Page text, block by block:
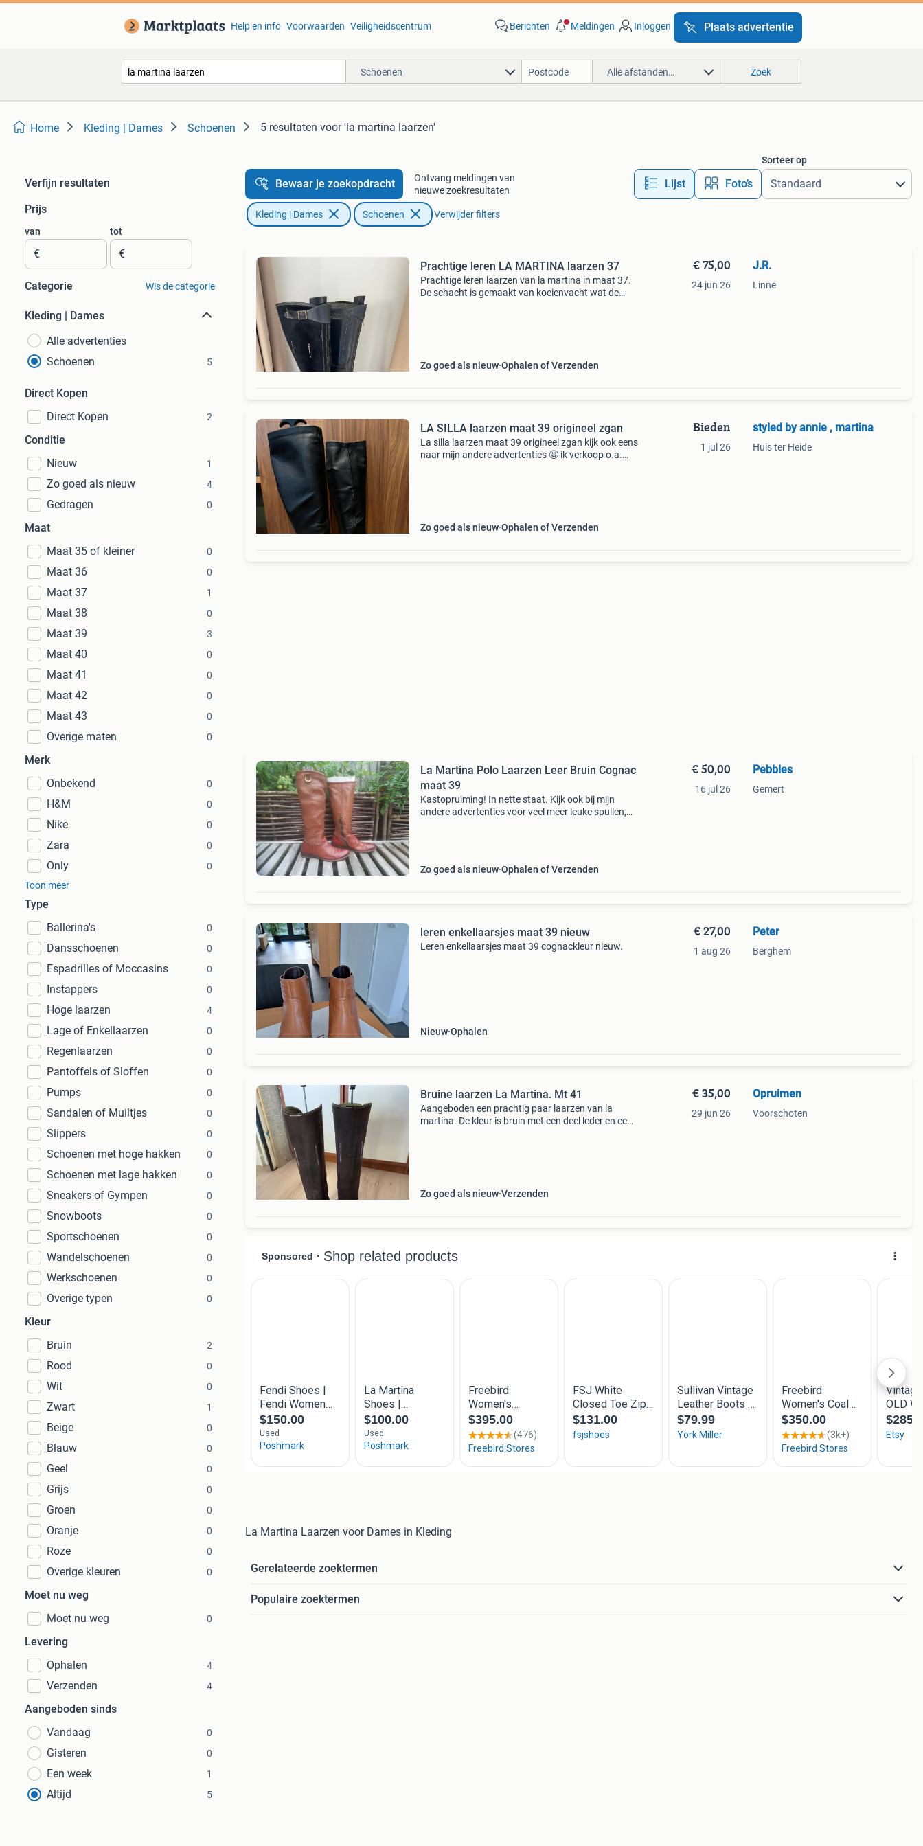
Help en info Voorwaarden Veiligheidscentrum Berichten Meldingen Inloggen Plaats advertentie
Schoenen Alle afstanden… Zoek
Home Kleding | Dames Schoenen 5 resultaten voor 'la martina laarzen'
Verfijn resultaten
Prijs
van
€
tot
€
Categorie Wis de categorie
Kleding | Dames
Alle advertenties
Schoenen
5
Direct Kopen
Direct Kopen
2
Conditie
Nieuw
1
Zo goed als nieuw 4
Gedragen 0
Maat
Maat 35 of kleiner
0
Maat 36 0
Maat 37 1
Maat 38 0
Maat 39 3
Maat 40 0
Maat 41 0
Maat 42 0
Maat 43 0
Overige maten 0
Merk
Onbekend
0
H&M 0
Nike 0
Zara 0
Only
0
Toon meer
Type
Ballerina's
0
Dansschoenen 0
Espadrilles of Moccasins 0
Instappers 0
Hoge laarzen 4
Lage of Enkellaarzen 0
Regenlaarzen 0
Pantoffels of Sloffen 0
Pumps 0
Sandalen of Muiltjes 0
Slippers 0
Schoenen met hoge hakken 0
Schoenen met lage hakken 0
Sneakers of Gympen 0
Snowboots 0
Sportschoenen 0
Wandelschoenen 0
Werkschoenen 0
Overige typen 0
Kleur
Bruin
2
Rood 0
Wit 0
Zwart 1
Beige 0
Blauw 0
Geel 0
Grijs 0
Groen 0
Oranje 0
Roze 0
Overige kleuren 0
Moet nu weg
Moet nu weg
0
Levering
Ophalen
4
Verzenden 4
Aangeboden sinds
Vandaag
0
Gisteren 0
Een week 1
Altijd 5
Bewaar je zoekopdracht
Ontvang meldingen van
nieuwe zoekresultaten
Lijst Foto’s
Sorteer op
Kleding | Dames Schoenen Verwijder filters
Prachtige leren LA MARTINA laarzen 37
Prachtige leren laarzen van la martina in maat 37.
De schacht is gemaakt van koeienvacht wat de
Zo goed als nieuw Ophalen of Verzenden
€ 75,00
24 jun 26
J.R.
Linne
LA SILLA laarzen maat 39 origineel zgan
La silla laarzen maat 39 origineel zgan kijk ook eens
naar mijn andere advertenties 🤩 ik verkoop o.a.
Zo goed als nieuw Ophalen of Verzenden
Bieden
1 jul 26
styled by annie , martina
Huis ter Heide
La Martina Polo Laarzen Leer Bruin Cognac
maat 39
Kastopruiming! In nette staat. Kijk ook bij mijn
andere advertenties voor veel meer leuke spullen,
Zo goed als nieuw Ophalen of Verzenden
€ 50,00
16 jul 26
Pebbles
Gemert
leren enkellaarsjes maat 39 nieuw
Leren enkellaarsjes maat 39 cognackleur nieuw.
Nieuw Ophalen
€ 27,00
1 aug 26
Peter
Berghem
Bruine laarzen La Martina. Mt 41
Aangeboden een prachtig paar laarzen van la
martina. De kleur is bruin met een deel leder en een
Zo goed als nieuw Verzenden
€ 35,00
29 jun 26
Opruimen
Voorschoten
La Martina Laarzen voor Dames in Kleding
Gerelateerde zoektermen
Populaire zoektermen